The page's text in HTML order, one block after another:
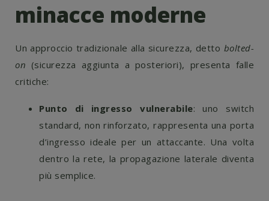
minacce moderne
Un approccio tradizionale alla sicurezza, detto bolted-
on (sicurezza aggiunta a posteriori), presenta falle
critiche:
Punto di ingresso vulnerabile: uno switch
standard, non rinforzato, rappresenta una porta
d’ingresso ideale per un attaccante. Una volta
dentro la rete, la propagazione laterale diventa
più semplice.